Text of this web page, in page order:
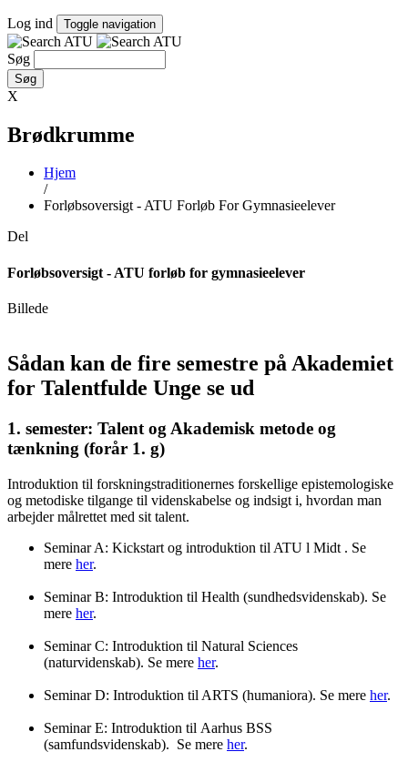
Log ind Toggle navigation
Søg
X
Brødkrumme
Hjem
/
Forløbsoversigt - ATU Forløb For Gymnasieelever
Del
Forløbsoversigt - ATU forløb for gymnasieelever
Billede
Sådan kan de fire semestre på Akademiet
for Talentfulde Unge se ud
1. semester: Talent og Akademisk metode og
tænkning (forår 1. g)
Introduktion til forskningstraditionernes forskellige epistemologiske
og metodiske tilgange til videnskabelse og indsigt i, hvordan man
arbejder målrettet med sit talent.
Seminar A: Kickstart og introduktion til ATU l Midt . Se
mere her.
Seminar B: Introduktion til Health (sundhedsvidenskab). Se
mere her.
Seminar C: Introduktion til Natural Sciences
(naturvidenskab). Se mere her.
Seminar D: Introduktion til ARTS (humaniora). Se mere her.
Seminar E: Introduktion til Aarhus BSS
(samfundsvidenskab). Se mere her.